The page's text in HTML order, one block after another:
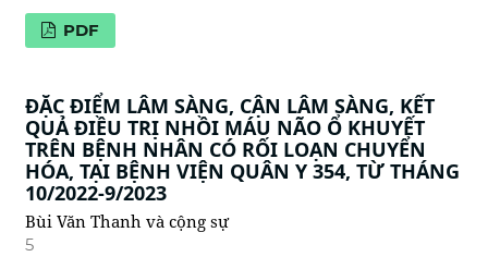
PDF
ĐẶC ĐIỂM LÂM SÀNG, CẬN LÂM SÀNG, KẾT
QUẢ ĐIỀU TRỊ NHỒI MÁU NÃO Ổ KHUYẾT
TRÊN BỆNH NHÂN CÓ RỐI LOẠN CHUYỂN
HÓA, TẠI BỆNH VIỆN QUÂN Y 354, TỪ THÁNG
10/2022-9/2023
Bùi Văn Thanh và cộng sự
5